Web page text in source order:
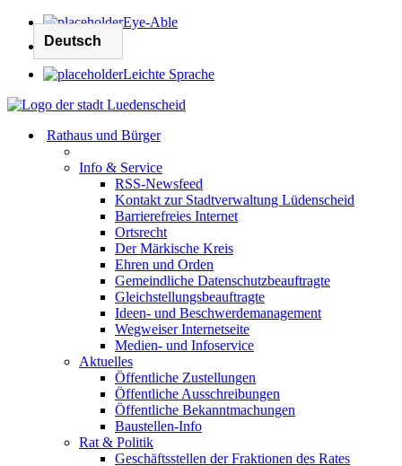
Eye-Able
Leichte Sprache
Rathaus und Bürger
Info & Service
RSS-Newsfeed
Kontakt zur Stadtverwaltung Lüdenscheid
Barrierefreies Internet
Ortsrecht
Der Märkische Kreis
Ehren und Orden
Gemeindliche Datenschutzbeauftragte
Gleichstellungsbeauftragte
Ideen- und Beschwerdemanagement
Wegweiser Internetseite
Medien- und Infoservice
Aktuelles
Öffentliche Zustellungen
Öffentliche Ausschreibungen
Öffentliche Bekanntmachungen
Baustellen-Info
Rat & Politik
Geschäftsstellen der Fraktionen des Rates